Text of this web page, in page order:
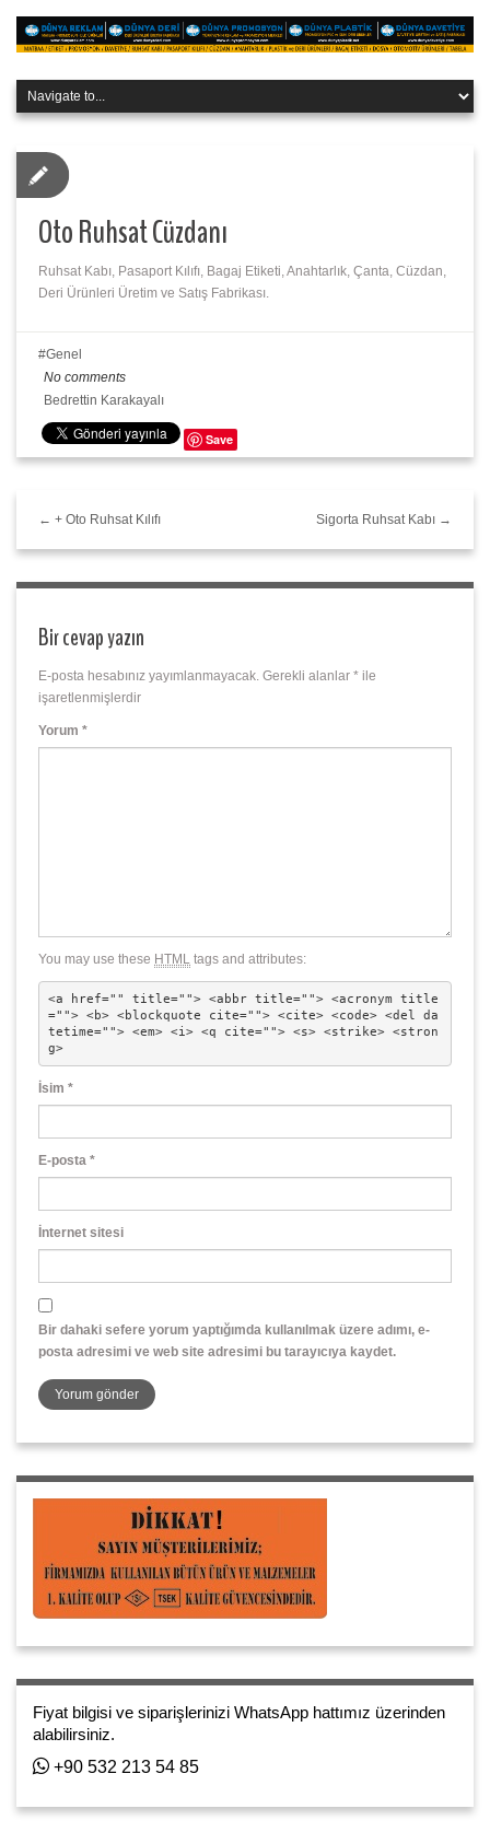
Oto Ruhsat Cüzdanı
Ruhsat Kabı, Pasaport Kılıfı, Bagaj Etiketi, Anahtarlık, Çanta, Cüzdan,
Deri Ürünleri Üretim ve Satış Fabrikası.
Genel
No comments
Bedrettin Karakayalı
Save
← + Oto Ruhsat Kılıfı Sigorta Ruhsat Kabı →
Bir cevap yazın
E-posta hesabınız yayımlanmayacak. Gerekli alanlar * ile
işaretlenmişlerdir
Yorum *
You may use these HTML tags and attributes:
<a href="" title=""> <abbr title=""> <acronym title
=""> <b> <blockquote cite=""> <cite> <code> <del da
tetime=""> <em> <i> <q cite=""> <s> <strike> <stron
g>
İsim *
E-posta *
İnternet sitesi
Bir dahaki sefere yorum yaptığımda kullanılmak üzere adımı, e-
posta adresimi ve web site adresimi bu tarayıcıya kaydet.
Fiyat bilgisi ve siparişlerinizi WhatsApp hattımız üzerinden
alabilirsiniz.
+90 532 213 54 85